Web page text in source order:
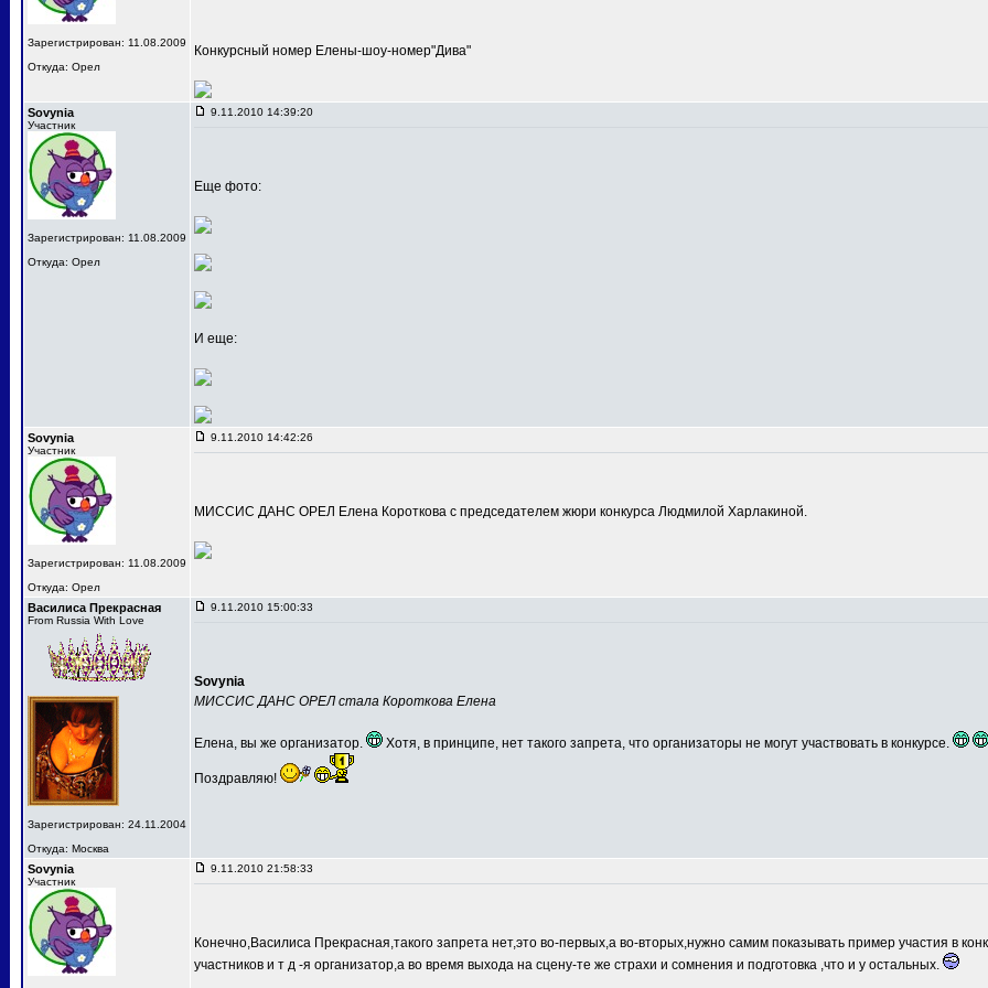
Зарегистрирован: 11.08.2009
Откуда: Орел
Конкурсный номер Елены-шоу-номер"Дива"
Sovynia
Участник
Зарегистрирован: 11.08.2009
Откуда: Орел
9.11.2010 14:39:20
Еще фото:
И еще:
Sovynia
Участник
Зарегистрирован: 11.08.2009
Откуда: Орел
9.11.2010 14:42:26
МИССИС ДАНС ОРЕЛ Елена Короткова с председателем жюри конкурса Людмилой Харлакиной.
Василиса Прекрасная
From Russia With Love
Зарегистрирован: 24.11.2004
Откуда: Москва
9.11.2010 15:00:33
Sovynia
МИССИС ДАНС ОРЕЛ стала Короткова Елена
Елена, вы же организатор. Хотя, в принципе, нет такого запрета, что организаторы не могут участвовать в конкурсе.
Поздравляю!
Sovynia
Участник
9.11.2010 21:58:33
Конечно,Василиса Прекрасная,такого запрета нет,это во-первых,а во-вторых,нужно самим показывать пример участия в
участников и т д -я организатор,а во время выхода на сцену-те же страхи и сомнения и подготовка ,что и у остальных.